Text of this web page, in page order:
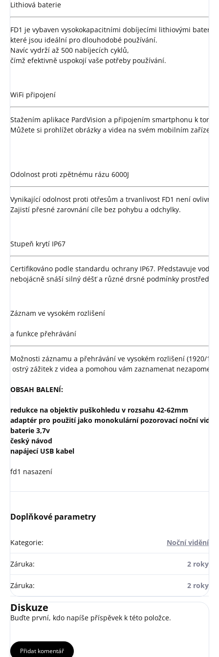
Lithiová baterie
FD1 je vybaven vysokokapacitními dobíjecími lithiovými
které jsou ideální pro dlouhodobé používání.
Navíc vydrží až 500 nabíjecích cyklů,
čímž efektivně uspokojí vaše potřeby používání.
WiFi připojení
Stažením aplikace PardVision a připojením smartphonu k
Můžete si prohlížet obrázky a videa na svém mobilním
Odolnost proti zpětnému rázu 6000J
Vynikající odolnost proti otřesům a trvanlivost FD1 není
Zajistí přesné zarovnání cíle bez pohybu a odchylky.
Stupeň krytí IP67
Certifikováno podle standardu ochrany IP67. Představuje
nebojácně snáší silný déšť a různé drsné podmínky prostředí.
Záznam ve vysokém rozlišení
a funkce přehrávání
Možnosti záznamu a přehrávání ve vysokém rozlišení (1920/
ostrý zážitek z videa a pomohou vám zaznamenat
OBSAH BALENÍ:
redukce na objektiv puškohledu v rozsahu 42-62mm
adaptér pro použití jako monokulární pozorovací noční
baterie 3,7v
český návod
napájecí USB kabel
fd1 nasazení
Doplňkové parametry
Kategorie: Noční vidění
Záruka: 2 roky
Záruka: 2 roky
Diskuze
Buďte první, kdo napíše příspěvek k této položce.
Přidat komentář